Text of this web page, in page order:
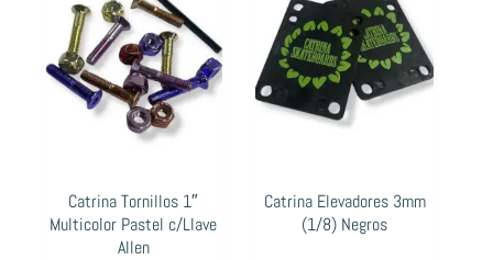
Catrina Tornillos 1″
Multicolor Pastel c/Llave
Allen
Catrina Elevadores 3mm
(1/8) Negros